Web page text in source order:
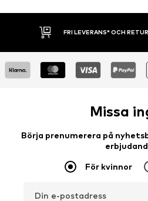
30 DAGARS ÖPPET KÖP
Missa
Börja prenumerera på
För kvinnor
Din e-postadress